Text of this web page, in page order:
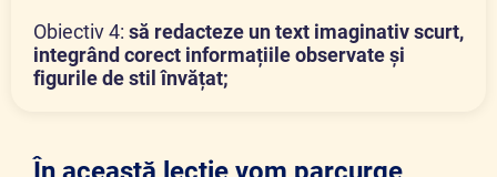
Obiectiv 4: să redacteze un text imaginativ scurt,
integrând corect informațiile observate și
figurile de stil învățat;